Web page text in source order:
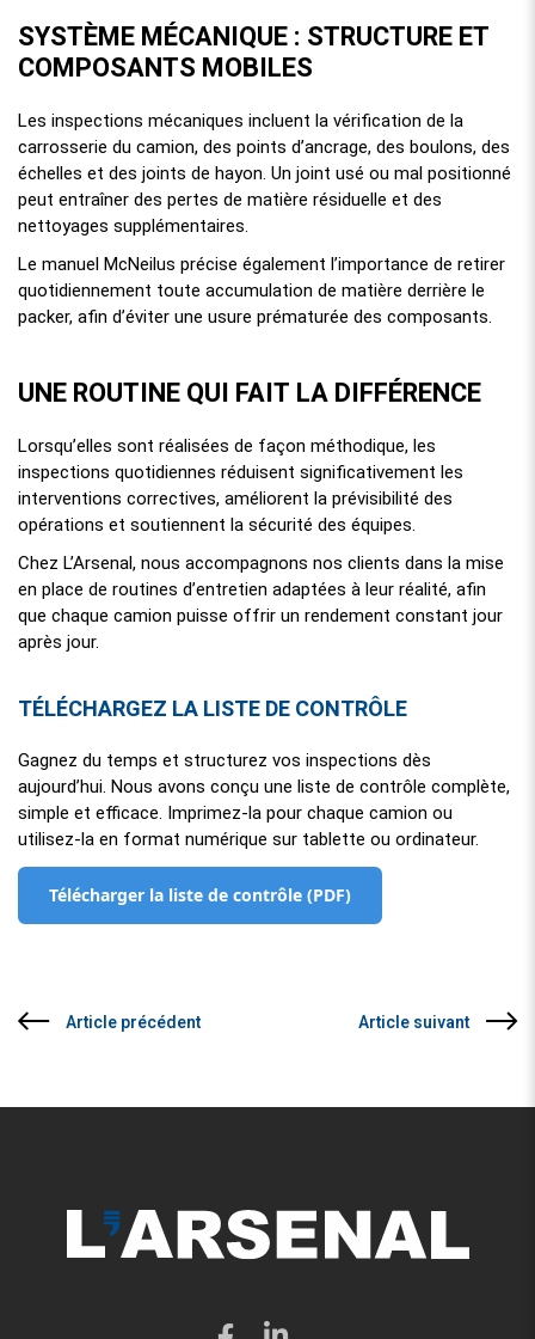
SYSTÈME MÉCANIQUE : STRUCTURE ET
COMPOSANTS MOBILES
Les inspections mécaniques incluent la vérification de la
carrosserie du camion, des points d’ancrage, des boulons, des
échelles et des joints de hayon. Un joint usé ou mal positionné
peut entraîner des pertes de matière résiduelle et des
nettoyages supplémentaires.
Le manuel McNeilus précise également l’importance de retirer
quotidiennement toute accumulation de matière derrière le
packer, afin d’éviter une usure prématurée des composants.
UNE ROUTINE QUI FAIT LA DIFFÉRENCE
Lorsqu’elles sont réalisées de façon méthodique, les
inspections quotidiennes réduisent significativement les
interventions correctives, améliorent la prévisibilité des
opérations et soutiennent la sécurité des équipes.
Chez L’Arsenal, nous accompagnons nos clients dans la mise
en place de routines d’entretien adaptées à leur réalité, afin
que chaque camion puisse offrir un rendement constant jour
après jour.
TÉLÉCHARGEZ LA LISTE DE CONTRÔLE
Gagnez du temps et structurez vos inspections dès
aujourd’hui. Nous avons conçu une liste de contrôle complète,
simple et efficace. Imprimez-la pour chaque camion ou
utilisez-la en format numérique sur tablette ou ordinateur.
Télécharger la liste de contrôle (PDF)
Article précédent Article suivant